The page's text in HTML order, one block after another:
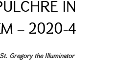
IN
– 2020-4
Gregory the Illuminator